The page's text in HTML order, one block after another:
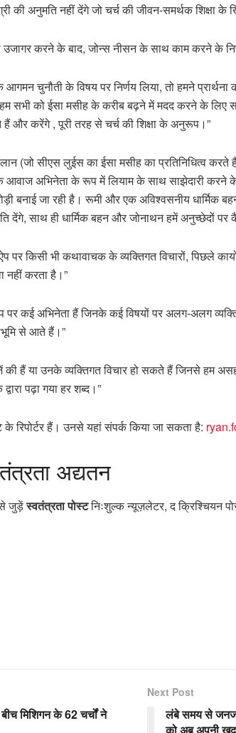
की अनुमति नहीं देंगे जो चर्च की जीवन-समर्थक शिक्षा के
करने के बाद, जोन्स नीसन के साथ काम करने के
चुनौती के विषय पर निर्णय लिया, तो हमने
सभी को ईसा मसीह के करीब बढ़ने में मदद करने के लिए
और करेंगे , पूरी तरह से चर्च की शिक्षा के अनुरूप।”
(जो सीएस लुईस का ईसा मसीह का प्रतिनिधित्व
अभिनेता के रूप में लियाम के साथ साझेदारी करने
बनाई जा रही है। रूमी और एक अविश्वसनीय धार्मिक
साथ ही धार्मिक बहन और जोनाथन हमें अनुच्छेदों पर
पर किसी भी कथावाचक के व्यक्तिगत विचारों, पिछले
नहीं करता है।”
ऐप पर कई अभिनेता हैं जिनके कई विषयों पर अलग-अलग
से आते हैं।”
की हैं या उनके व्यक्तिगत विचार हो सकते हैं जिनसे हम
पढ़ा गया हर शब्द।”
रिपोर्टर हैं। उनसे यहां संपर्क किया जा सकता है:
अद्यतन
से जुड़ेंस्वतंत्रता पोस्टनिःशुल्क न्यूज़लेटर, द क्रिश्चियन
मिशिगन के 62 चर्चों ने
Next Post
लंबे समय से